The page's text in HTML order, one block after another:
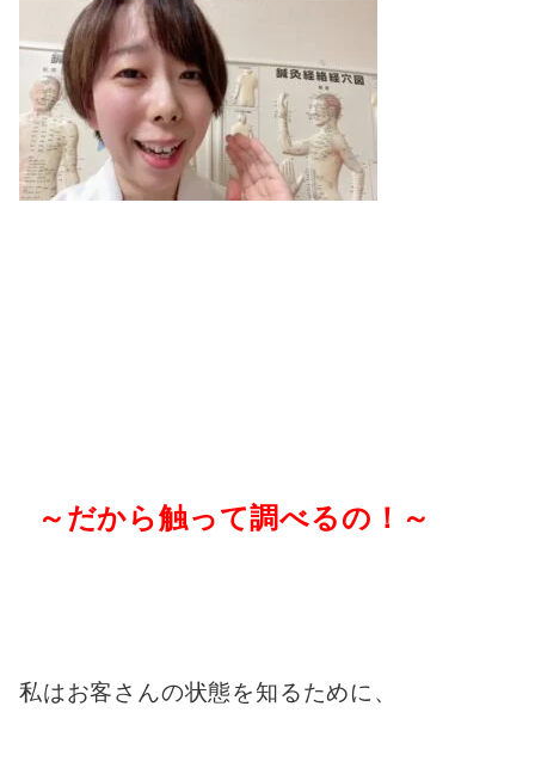
～だから触って調べるの！～
私はお客さんの状態を知るために、